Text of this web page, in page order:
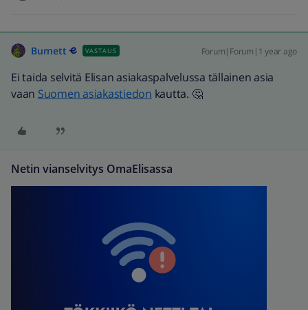
Burnett VASTAUS Forum|Forum|1 year ago
Ei taida selvitä Elisan asiakaspalvelussa tällainen asia
vaan Suomen asiakastiedon kautta. 🤔
Netin vianselvitys OmaElisassa